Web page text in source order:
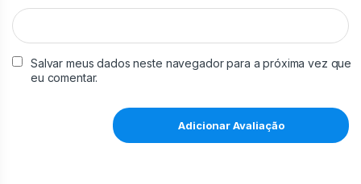
Salvar meus dados neste navegador para a próxima vez que
eu comentar.